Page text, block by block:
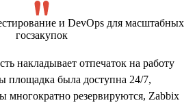
накладывает отпечаток на работу
площадка была доступна 24/7,
многократно резервируются, Zabbix